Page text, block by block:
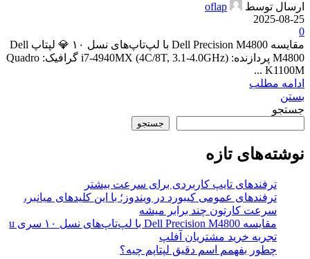
ارسال توسط
oflap
2025-08-25
0
مقایسه Dell Precision M4800 با لپ‌تاپ‌های نسل ۱۰ 💎 لپتاپ Dell
M4800 پردازنده: i7-4940MX (4C/8T, 3.1-4.0GHz) گرافیک: Quadro
K1100M ...
ادامه مطلب
بستن
جستجو
جستجو
نوشته‌های تازه
ترفندهای تایپ کاربردی برای سرعت بیشتر
ترفندهای عمومی کیبورد در ویندوز؛ با این کلیدهای میانبر،
سرعت کارتون چند برابر میشه
مقایسه Dell Precision M4800 با لپ‌تاپ‌های نسل ۱۰ سری u
تجربه خرید مشتریان آفلپ
چطور بفهمم اسم دقیق لپتاپم چیه؟